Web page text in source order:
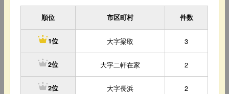
順位 市区町村 件数
1位 大字梁取 3
2位 大字二軒在家 2
2位 大字長浜 2